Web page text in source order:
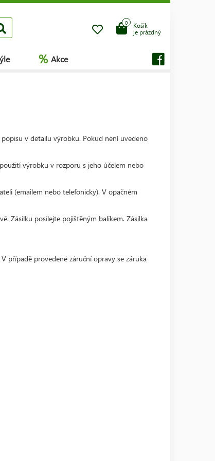
Košík
je prázdný
0
% Akce
v detailu výrobku. Pokud není uvedeno
výrobku v rozporu s jeho účelem nebo
(emailem nebo telefonicky). V opačném
Zásilku posílejte pojištěným balíkem. Zásilka
případě provedené záruční opravy se záruka